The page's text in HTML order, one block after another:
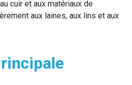
cuir et aux matériaux de
aux laines, aux lins et aux